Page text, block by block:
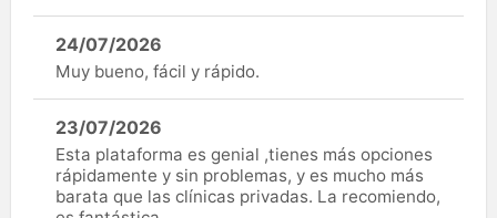
24/07/2026
Muy bueno, fácil y rápido.
23/07/2026
Esta plataforma es genial ,tienes más opciones
rápidamente y sin problemas, y es mucho más
barata que las clínicas privadas. La recomiendo,